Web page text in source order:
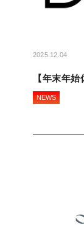
2025.12.04
【年末年
NEWS